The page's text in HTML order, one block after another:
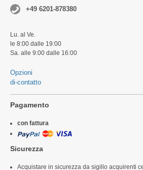
+49 6201-878380
Lu. al Ve.
le 8:00 dalle 19:00
Sa. alle 9:00 dalle 16:00
Opzioni
di-contatto
Pagamento
con fattura
Sicurezza
Acquistare in sicurezza da sigillo acquirenti